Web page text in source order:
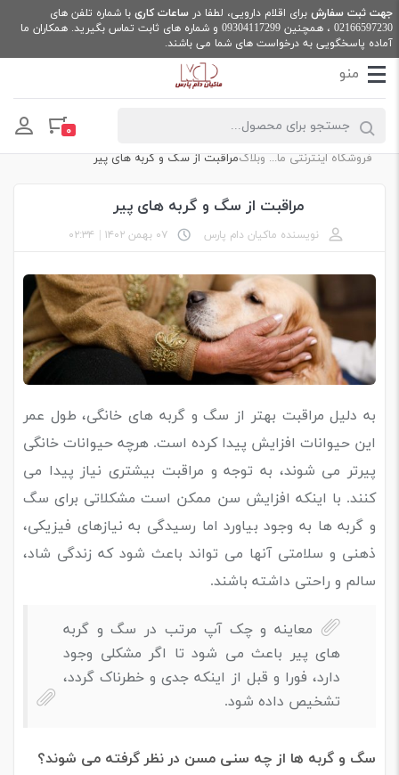
جهت ثبت سفارش برای اقلام دارویی، لطفا در ساعات کاری با شماره تلفن های
02166597230 ، همچنین 09304117299 و شماره های ثابت تماس بگیرید. همکاران ما
آماده پاسخگویی به درخواست های شما می باشند.
۰
فروشگاه اینترنتی ماکیان دام پارس وبلاگمراقبت از سگ و گربه های پیر
مراقبت از سگ و گربه های پیر
نویسنده ماکیان دام پارس ۰۷ بهمن ۱۴۰۲ ۰۲:۳۴
به دلیل مراقبت بهتر از سگ و گربه های خانگی، طول عمر
این حیوانات افزایش پیدا کرده است. هرچه حیوانات خانگی
پیرتر می شوند، به توجه و مراقبت بیشتری نیاز پیدا می
کنند. با اینکه افزایش سن ممکن است مشکلاتی برای سگ
و گربه ها به وجود بیاورد اما رسیدگی به نیازهای فیزیکی،
ذهنی و سلامتی آنها می تواند باعث شود که زندگی شاد،
سالم و راحتی داشته باشند.
معاینه و چک آپ مرتب در سگ و گربه
های پیر باعث می شود تا اگر مشکلی وجود
دارد، فورا و قبل از اینکه جدی و خطرناک گردد،
تشخیص داده شود.
سگ و گربه ها از چه سنی مسن در نظر گرفته می شوند؟